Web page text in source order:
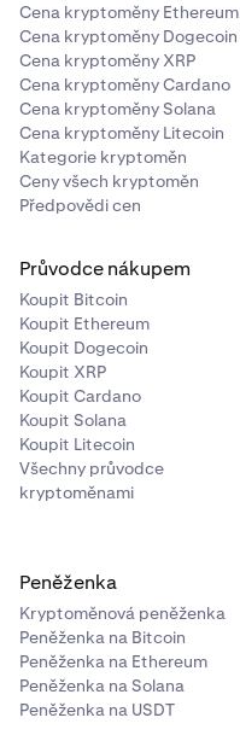
Cena kryptoměny Ethereum
Cena kryptoměny Dogecoin
Cena kryptoměny XRP
Cena kryptoměny Cardano
Cena kryptoměny Solana
Cena kryptoměny Litecoin
Kategorie kryptoměn
Ceny všech kryptoměn
Předpovědi cen
Průvodce nákupem
Koupit Bitcoin
Koupit Ethereum
Koupit Dogecoin
Koupit XRP
Koupit Cardano
Koupit Solana
Koupit Litecoin
Všechny průvodce
kryptoměnami
Peněženka
Kryptoměnová peněženka
Peněženka na Bitcoin
Peněženka na Ethereum
Peněženka na Solana
Peněženka na USDT